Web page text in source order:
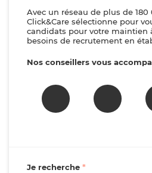
Avec un réseau de plus de
Click&Care sélectionne pour
candidats pour votre maintien
besoins de recrutement en
Nos conseillers vous
Je recherche